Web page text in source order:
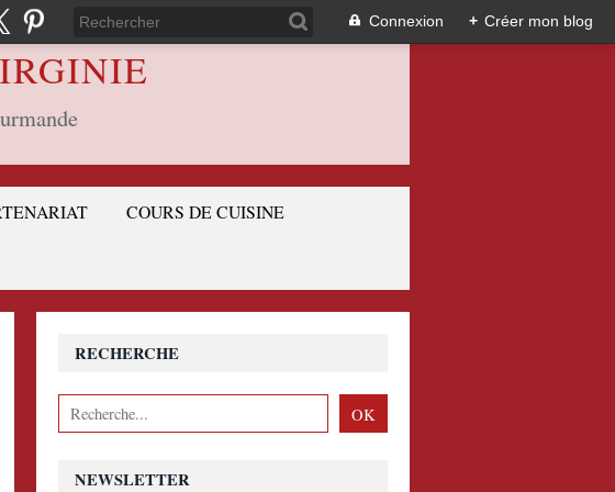
Connexion + Créer mon blog
COURS DE CUISINE
NEWSLETTER
RECHERCHE